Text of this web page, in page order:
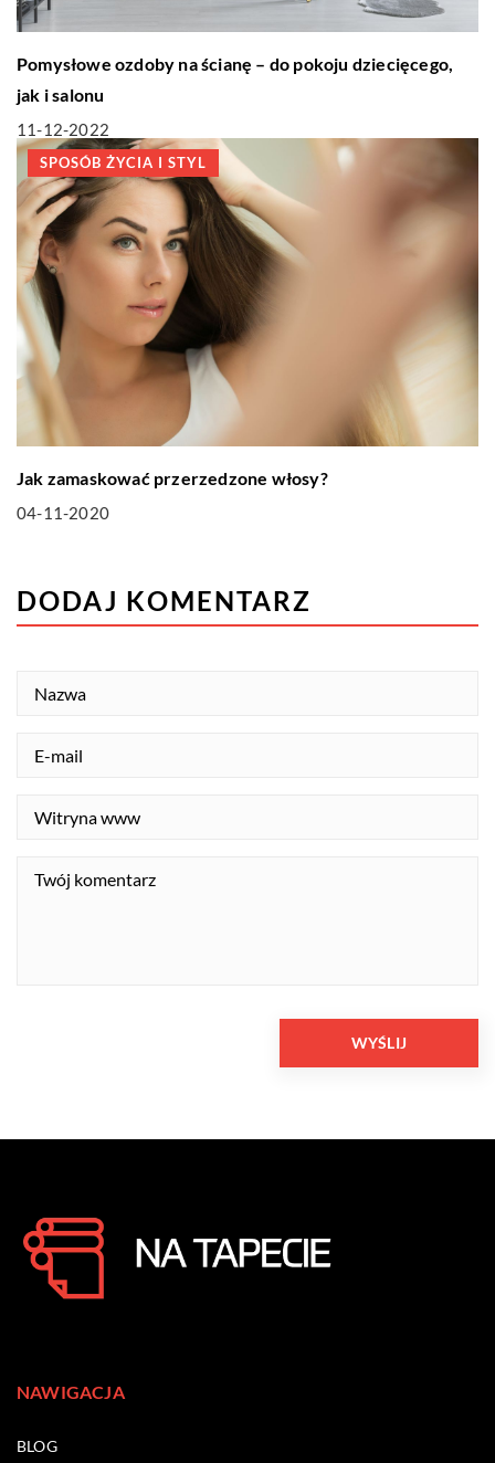
Pomysłowe ozdoby na ścianę – do pokoju dziecięcego,
jak i salonu
11-12-2022
SPOSÓB ŻYCIA I STYL
Jak zamaskować przerzedzone włosy?
04-11-2020
DODAJ KOMENTARZ
NAWIGACJA
BLOG